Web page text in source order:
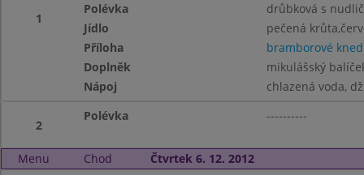
1
Polévka
drůbková s
Jídlo
pečená
Příloha
bramborové
Doplněk
mikulášský
Nápoj
chlazená voda,
2
Polévka ----------
Menu Chod Čtvrtek 6. 12. 2012